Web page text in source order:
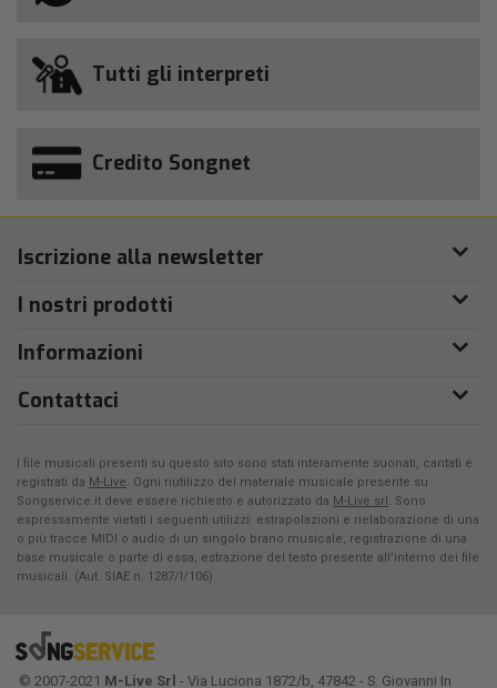
Tutti gli interpreti
Credito Songnet
Iscrizione alla newsletter
I nostri prodotti
Informazioni
Contattaci
I file musicali presenti su questo sito sono stati interamente suonati, cantati e
registrati da M-Live. Ogni riutilizzo del materiale musicale presente su
Songservice.it deve essere richiesto e autorizzato da M-Live srl. Sono
espressamente vietati i seguenti utilizzi: estrapolazioni e rielaborazione di una
o più tracce MIDI o audio di un singolo brano musicale, registrazione di una
base musicale o parte di essa, estrazione del testo presente all'interno dei file
musicali. (Aut. SIAE n. 1287/I/106)
© 2007-2021 M-Live Srl - Via Luciona 1872/b, 47842 - S. Giovanni In